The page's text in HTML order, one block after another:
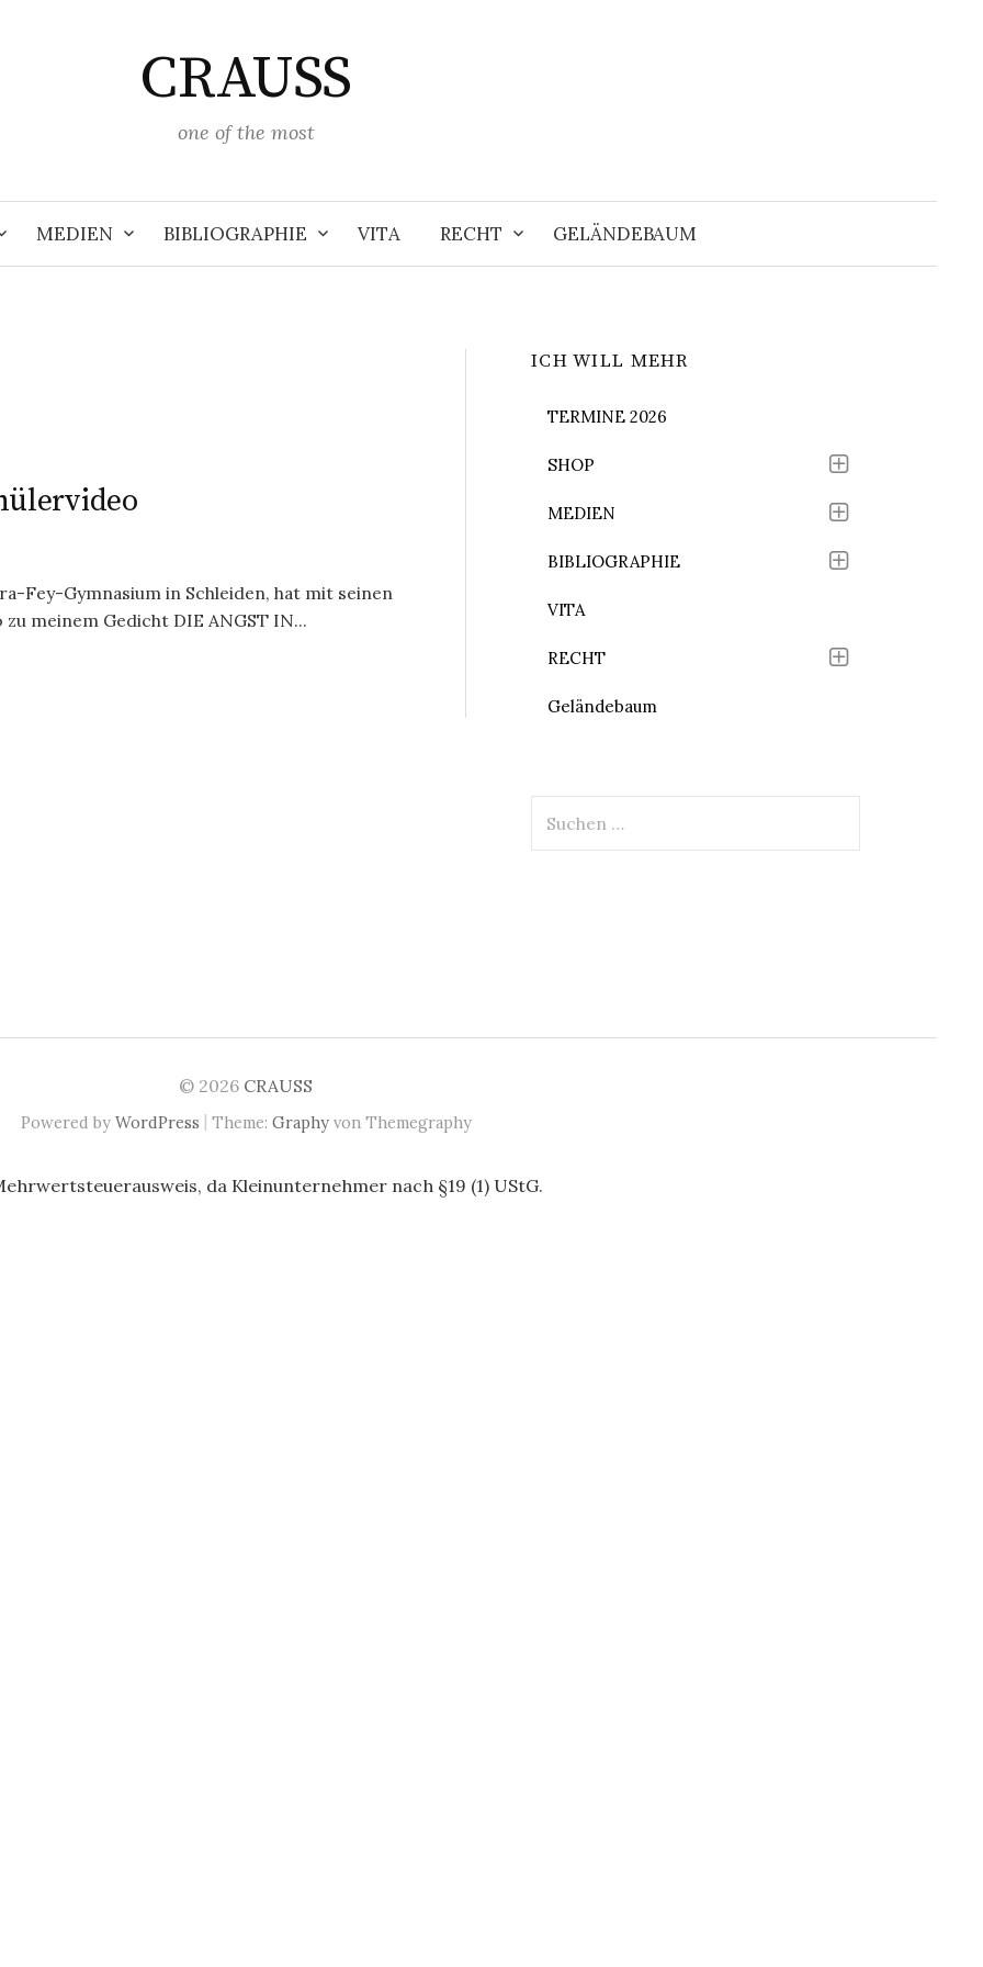
CRAUSS
one of the most
MEDIEN BIBLIOGRAPHIE VITA RECHT GELÄNDEBAUM
Suchen
Fey-Gymnasium in Schleiden, hat mit seinen
meinem Gedicht DIE ANGST IN...
ICH WILL MEHR
TERMINE 2026
SHOP
MEDIEN
BIBLIOGRAPHIE
VITA
RECHT
Geländebaum
nach:
© 2026 CRAUSS
Powered by WordPress | Theme: Graphyvon Themegraphy
da Kleinunternehmer nach §19 (1) UStG.